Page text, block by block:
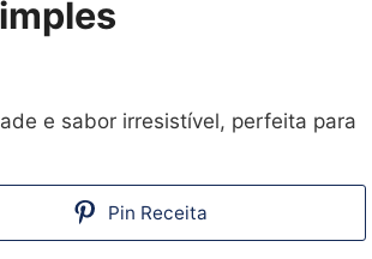
e sabor irresistível, perfeita para
Pin Receita